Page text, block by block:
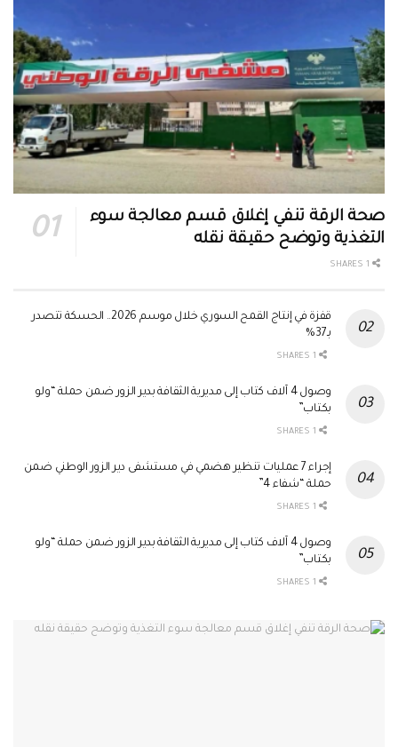
صحة الرقة تنفي إغلاق قسم معالجة سوء
التغذية وتوضح حقيقة نقله
قفزة في إنتاج القمح السوري خلال موسم 2026.. الحسكة تتصدر
بـ37%
وصول 4 آلاف كتاب إلى مديرية الثقافة بدير الزور ضمن حملة “ولو
بكتاب”
إجراء 7 عمليات تنظير هضمي في مستشفى دير الزور الوطني ضمن
حملة “شفاء 4”
وصول 4 آلاف كتاب إلى مديرية الثقافة بدير الزور ضمن حملة “ولو
بكتاب”